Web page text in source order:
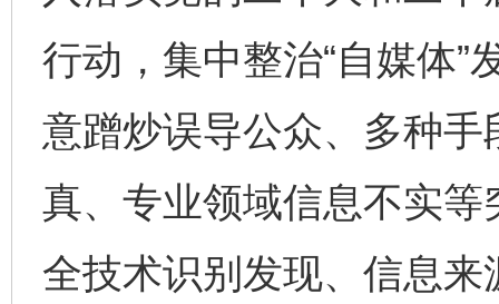
行动，集中整治“自媒体”
意蹭炒误导公众、多种
真、专业领域信息不实
全技术识别发现、信息